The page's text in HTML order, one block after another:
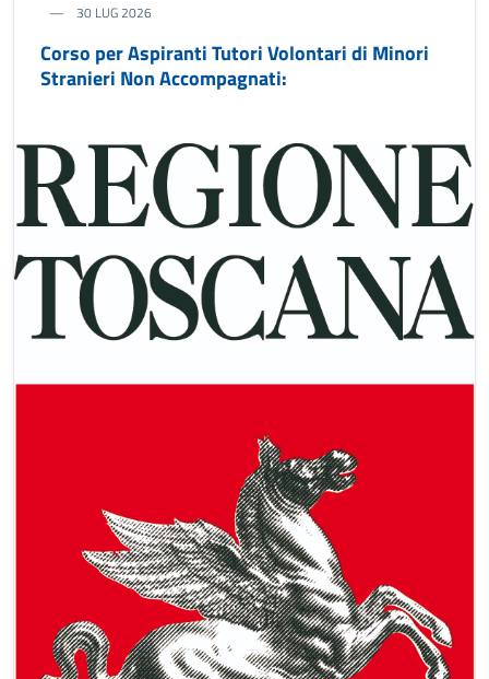
30 LUG 2026
Corso per Aspiranti Tutori Volontari di Minori
Stranieri Non Accompagnati: